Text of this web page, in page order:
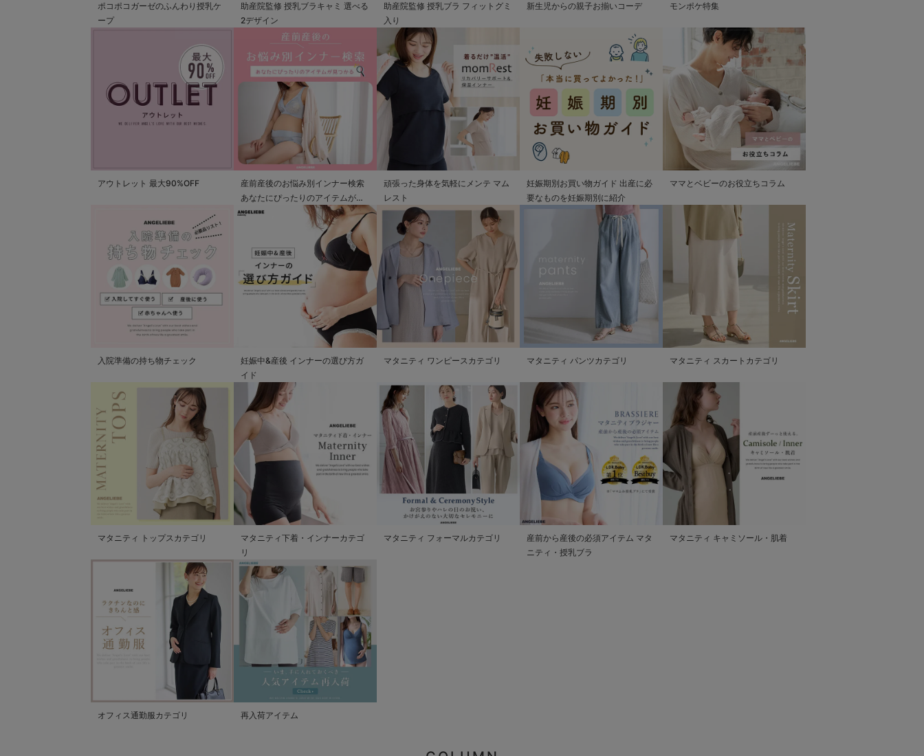
ポコポコガーゼのふんわり授乳ケ
ープ
助産院監修 授乳ブラキャミ 選べる
2デザイン
助産院監修 授乳ブラ フィットグミ
入り
新生児からの親子お揃いコーデ モンポケ特集
アウトレット 最大90%OFF
産前産後のお悩み別インナー検索
あなたにぴったりのアイテムが見
つかる
頑張った身体を気軽にメンテ マム
レスト
妊娠期別お買い物ガイド 出産に必
要なものを妊娠期別に紹介
ママとベビーのお役立ちコラム
入院準備の持ち物チェック
妊娠中&産後 インナーの選び方ガ
イド
マタニティ ワンピースカテゴリ マタニティ パンツカテゴリ マタニティ スカートカテゴリ
マタニティ トップスカテゴリ
マタニティ下着・インナーカテゴ
リ
マタニティ フォーマルカテゴリ
産前から産後の必須アイテム マタ
ニティ・授乳ブラ
マタニティ キャミソール・肌着
オフィス通勤服カテゴリ 再入荷アイテム